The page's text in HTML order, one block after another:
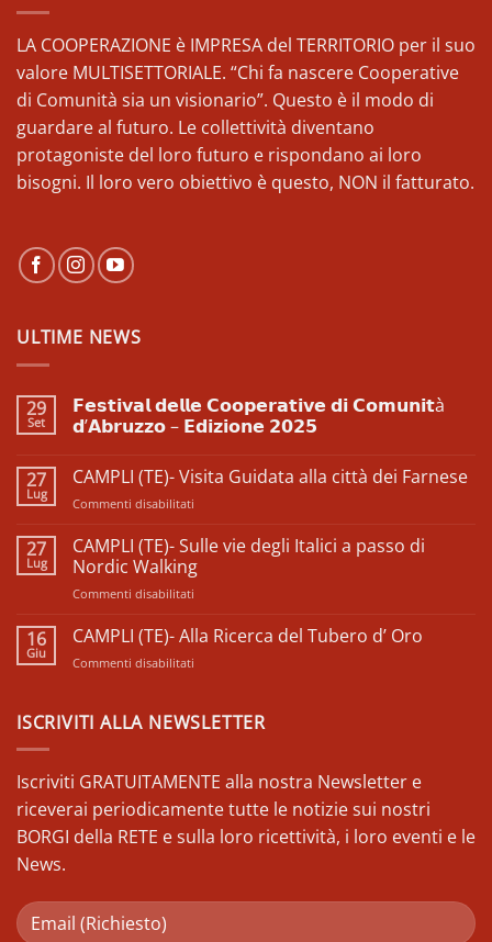
LA COOPERAZIONE è IMPRESA del TERRITORIO per il suo
valore MULTISETTORIALE. “Chi fa nascere Cooperative
di Comunità sia un visionario”. Questo è il modo di
guardare al futuro. Le collettività diventano
protagoniste del loro futuro e rispondano ai loro
bisogni. Il loro vero obiettivo è questo, NON il fatturato.
ULTIME NEWS
29
Set
𝗙𝗲𝘀𝘁𝗶𝘃𝗮𝗹 𝗱𝗲𝗹𝗹𝗲 𝗖𝗼𝗼𝗽𝗲𝗿𝗮𝘁𝗶𝘃𝗲 𝗱𝗶 𝗖𝗼𝗺𝘂𝗻𝗶𝘁à
𝗱’𝗔𝗯𝗿𝘂𝘇𝘇𝗼 – 𝗘𝗱𝗶𝘇𝗶𝗼𝗻𝗲 𝟮𝟬𝟮𝟱
su
𝗱𝗲𝗹𝗹𝗲
𝗖𝗼𝗺𝘂𝗻𝗶𝘁à
𝗱’𝗔𝗯𝗿𝘂𝘇𝘇𝗼
–
𝗘𝗱𝗶𝘇𝗶𝗼𝗻𝗲
27
Lug
CAMPLI (TE)- Visita Guidata alla città dei Farnese
Commenti disabilitati
(TE)-
Guidata
dei
27
Lug
CAMPLI (TE)- Sulle vie degli Italici a passo di
Nordic Walking
Commenti disabilitati
(TE)-
a
Nordic
16
Giu
CAMPLI (TE)- Alla Ricerca del Tubero d’ Oro
Commenti disabilitati
Alla
Tubero
d’
Oro
ISCRIVITI ALLA NEWSLETTER
Iscriviti GRATUITAMENTE alla nostra Newsletter e
riceverai periodicamente tutte le notizie sui nostri
BORGI della RETE e sulla loro ricettività, i loro eventi e le
News.